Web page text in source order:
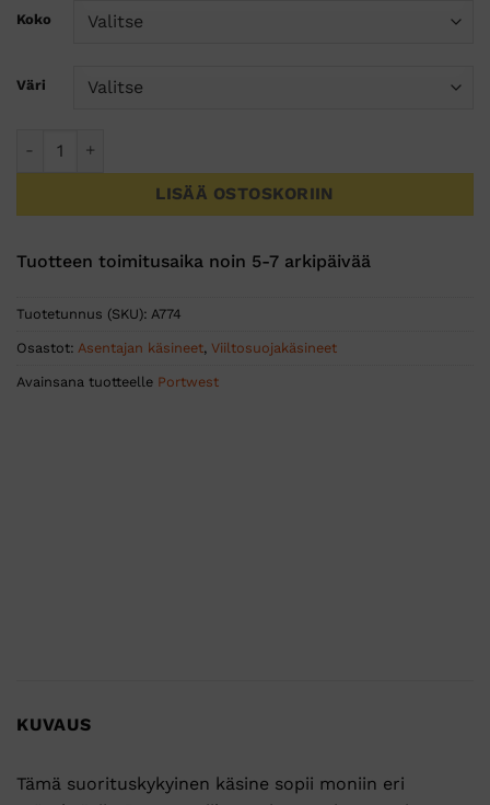
Koko
Väri
LISÄÄ OSTOSKORIIN
Tuotteen toimitusaika noin 5-7 arkipäivää
Tuotetunnus (SKU): A774
Osastot: Asentajan käsineet, Viiltosuojakäsineet
Avainsana tuotteelle Portwest
KUVAUS
Tämä suorituskykyinen käsine sopii moniin eri